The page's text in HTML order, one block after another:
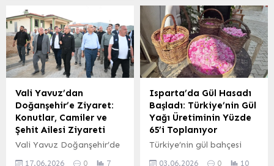
ve yazar Murat Anar,
kaleme aldığı “Kazakistan:
Türk’ün Stratejik Aklı”
başlıklı yazısında, Orta
Asya’nın stratejik önemine
dikkat çekiyor. Yaklaşık
2.7 milyon kilometrekarelik
yüzölçümüyle Türk
Dünyası’nın en büyük,
dünyanın ise 9. büyük
ülkesi olan Kazakistan,
Türkiye’nin 3.5 katı
büyüklüğünde bir
kurumlar arası iş birliği
konularında önemli
değerlendirmelerde
bulundu. Gerçekleşen
ziyarette, kamu
hizmetlerinin vatandaş
odaklı bir anlayışla
yürütülmesinin önemi
vurgulandı. Vali Polat,
yargı camiasının
fedakârca yürüttüğü
çalışmalar nedeniyle
Cumhuriyet Başsavcısı
Vali Yavuz’dan
Doğanşehir’e Ziyaret:
Konutlar, Camiler ve
Şehit Ailesi Ziyareti
Vali Yavuz Doğanşehir’de
17.06.2026 0 7
Isparta’da Gül Hasadı
Başladı: Türkiye’nin Gül
Yağı Üretiminin Yüzde
65’i Toplanıyor
Türkiye’nin gül bahçesi
03.06.2026 0 10